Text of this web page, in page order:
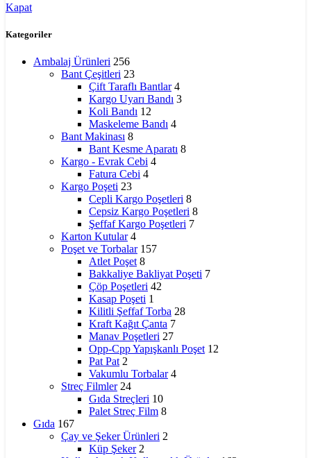
Kapat
Kategoriler
Ambalaj Ürünleri 256
Bant Çeşitleri 23
Çift Taraflı Bantlar 4
Kargo Uyarı Bandı 3
Koli Bandı 12
Maskeleme Bandı 4
Bant Makinası 8
Bant Kesme Aparatı 8
Kargo - Evrak Cebi 4
Fatura Cebi 4
Kargo Poşeti 23
Cepli Kargo Poşetleri 8
Cepsiz Kargo Poşetleri 8
Şeffaf Kargo Poşetleri 7
Karton Kutular 4
Poşet ve Torbalar 157
Atlet Poşet 8
Bakkaliye Bakliyat Poşeti 7
Çöp Poşetleri 42
Kasap Poşeti 1
Kilitli Şeffaf Torba 28
Kraft Kağıt Çanta 7
Manav Poşetleri 27
Opp-Cpp Yapışkanlı Poşet 12
Pat Pat 2
Vakumlu Torbalar 4
Streç Filmler 24
Gıda Streçleri 10
Palet Streç Film 8
Gıda 167
Çay ve Şeker Ürünleri 2
Küp Şeker 2